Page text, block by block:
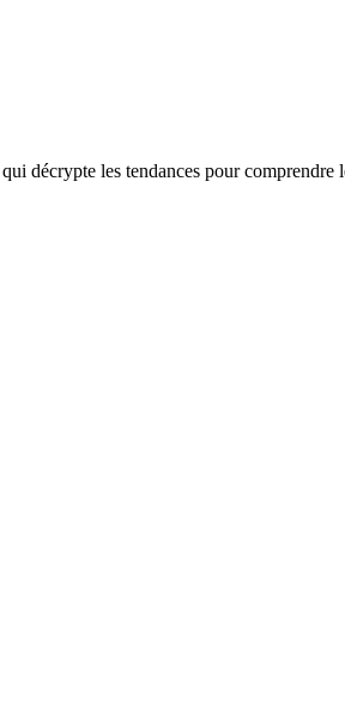
décrypte les tendances pour comprendre